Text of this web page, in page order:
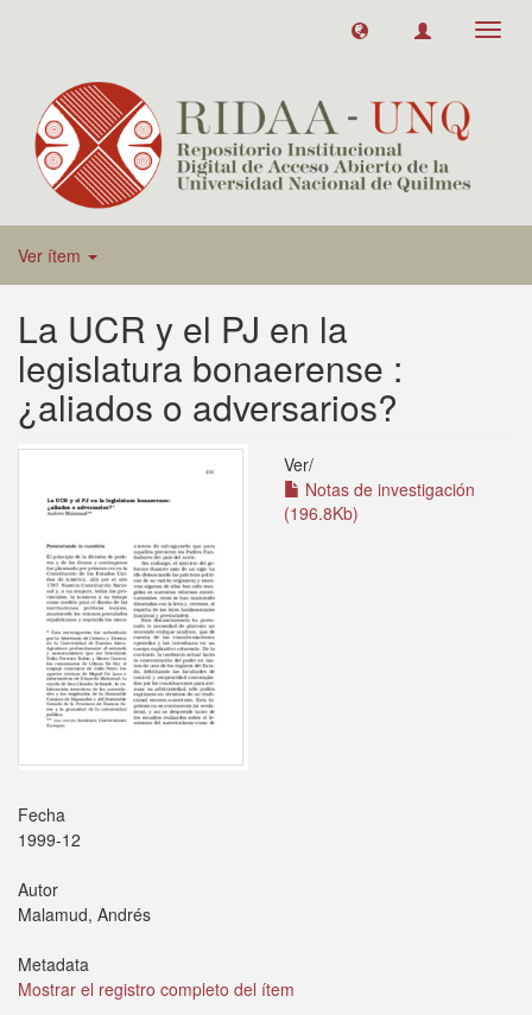
Ver ítem
La UCR y el PJ en la
legislatura bonaerense :
¿aliados o adversarios?
Ver/
Notas de investigación
(196.8Kb)
Fecha
1999-12
Autor
Malamud, Andrés
Metadata
Mostrar el registro completo del ítem